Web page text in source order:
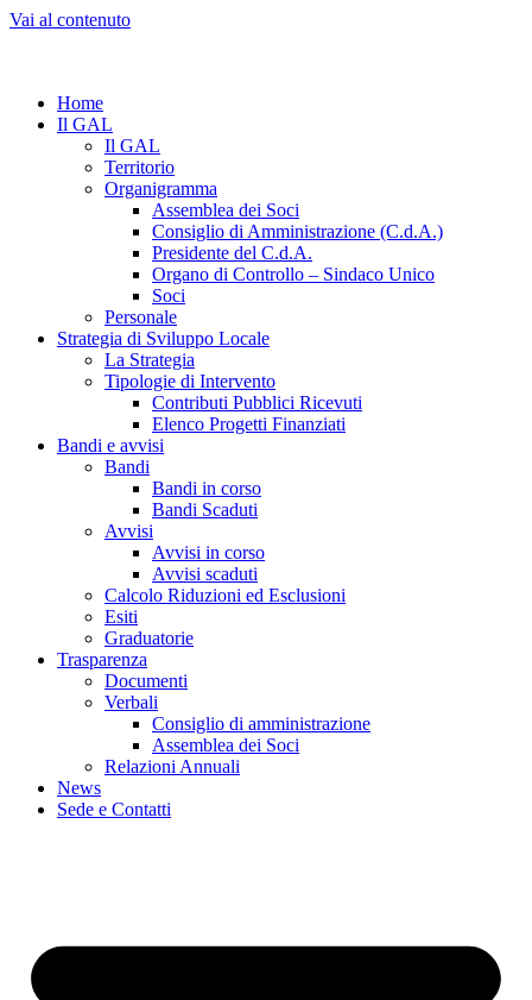
Vai al contenuto
Home
Il GAL
Il GAL
Territorio
Organigramma
Assemblea dei Soci
Consiglio di Amministrazione (C.d.A.)
Presidente del C.d.A.
Organo di Controllo – Sindaco Unico
Soci
Personale
Strategia di Sviluppo Locale
La Strategia
Tipologie di Intervento
Contributi Pubblici Ricevuti
Elenco Progetti Finanziati
Bandi e avvisi
Bandi
Bandi in corso
Bandi Scaduti
Avvisi
Avvisi in corso
Avvisi scaduti
Calcolo Riduzioni ed Esclusioni
Esiti
Graduatorie
Trasparenza
Documenti
Verbali
Consiglio di amministrazione
Assemblea dei Soci
Relazioni Annuali
News
Sede e Contatti